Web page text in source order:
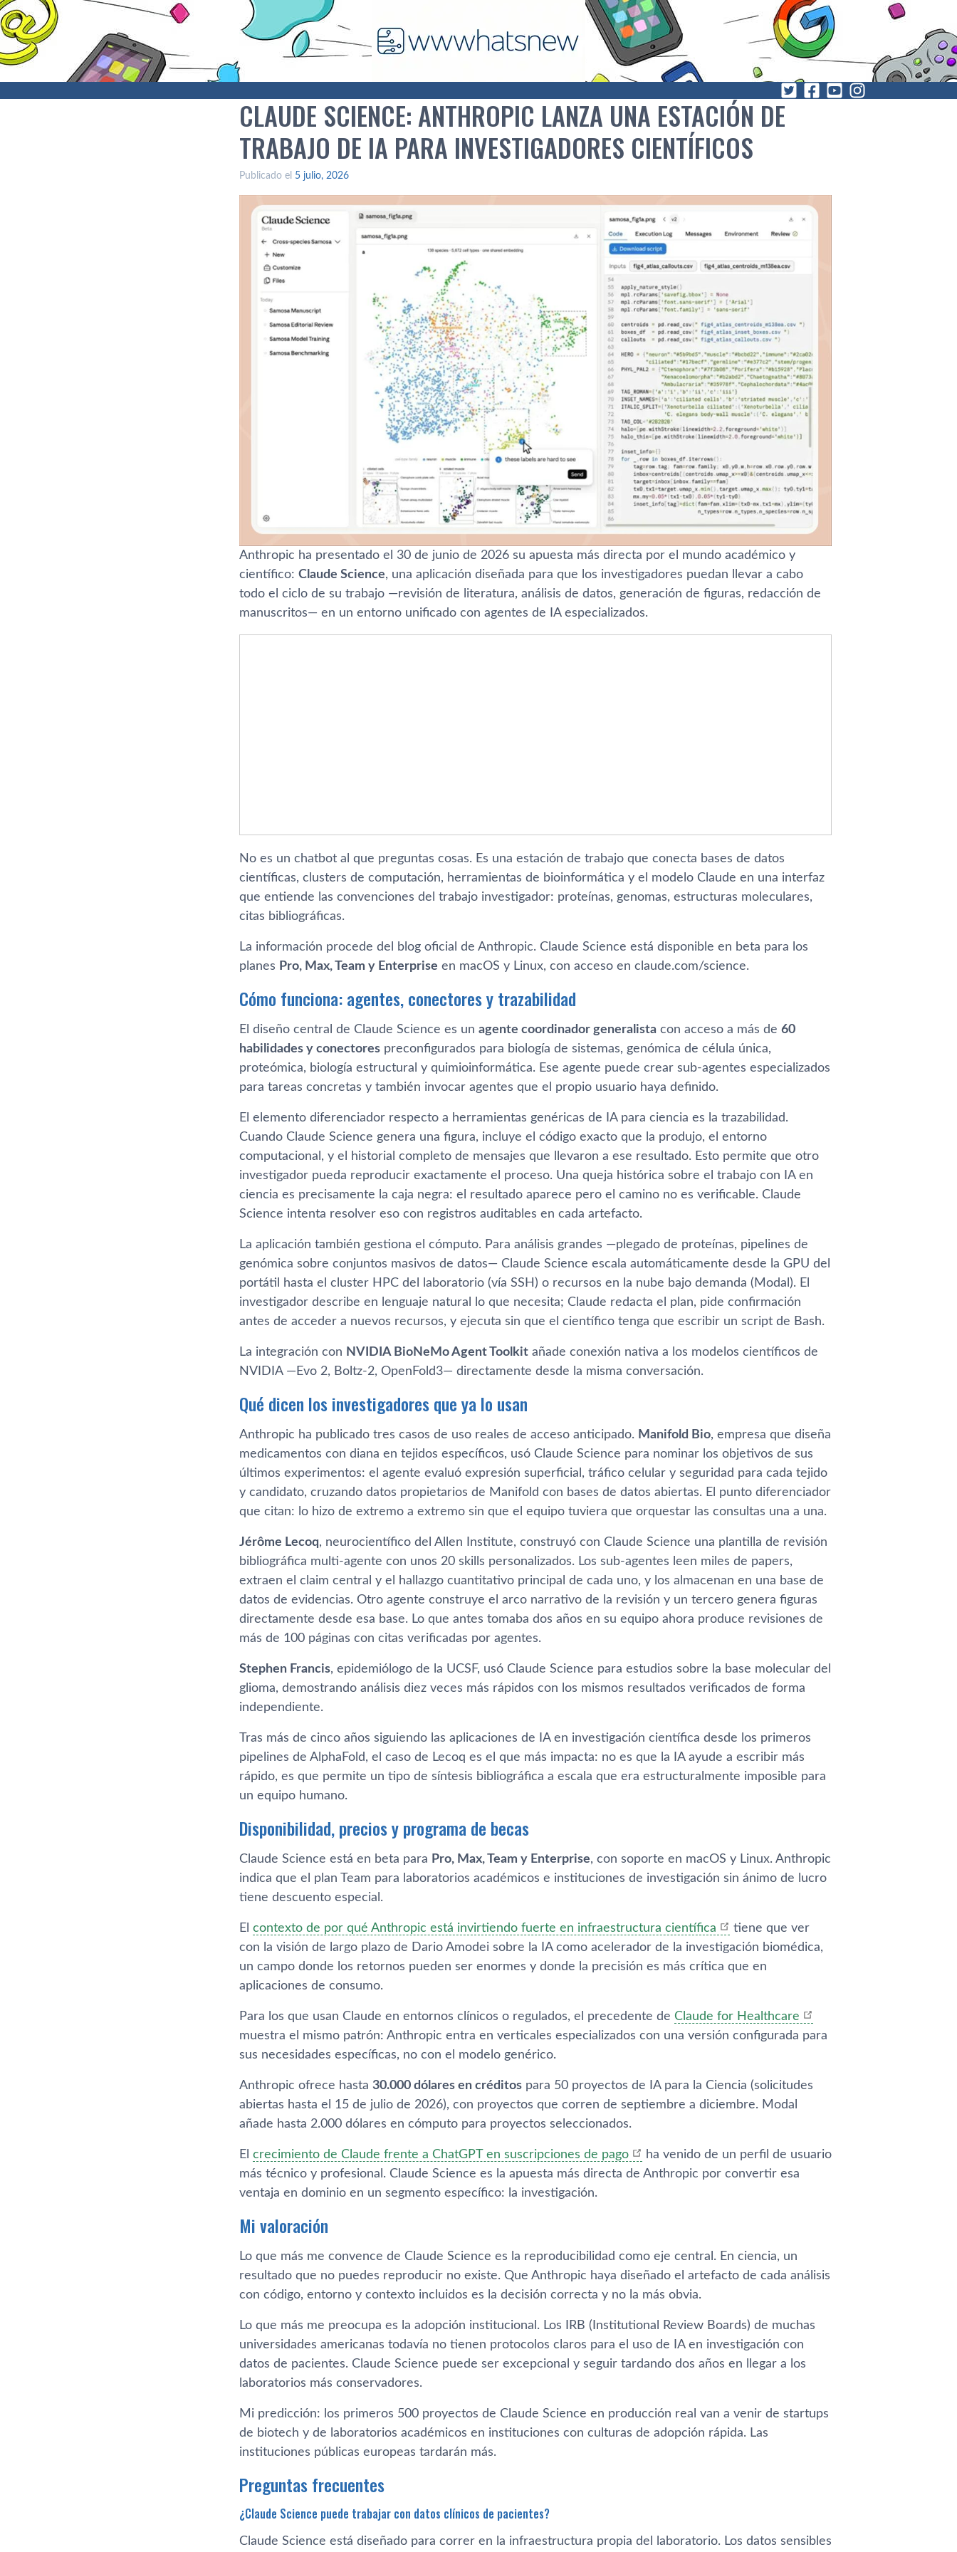
CLAUDE SCIENCE: ANTHROPIC LANZA UNA ESTACIÓN DE
TRABAJO DE IA PARA INVESTIGADORES CIENTÍFICOS
Publicado el 5 julio, 2026
Anthropic ha presentado el 30 de junio de 2026 su apuesta más directa por el mundo académico y
científico: Claude Science, una aplicación diseñada para que los investigadores puedan llevar a cabo
todo el ciclo de su trabajo —revisión de literatura, análisis de datos, generación de figuras, redacción de
manuscritos— en un entorno unificado con agentes de IA especializados.
No es un chatbot al que preguntas cosas. Es una estación de trabajo que conecta bases de datos
científicas, clusters de computación, herramientas de bioinformática y el modelo Claude en una interfaz
que entiende las convenciones del trabajo investigador: proteínas, genomas, estructuras moleculares,
citas bibliográficas.
La información procede del blog oficial de Anthropic. Claude Science está disponible en beta para los
planes Pro, Max, Team y Enterprise en macOS y Linux, con acceso en claude.com/science.
Cómo funciona: agentes, conectores y trazabilidad
El diseño central de Claude Science es un agente coordinador generalista con acceso a más de 60
habilidades y conectores preconfigurados para biología de sistemas, genómica de célula única,
proteómica, biología estructural y quimioinformática. Ese agente puede crear sub-agentes especializados
para tareas concretas y también invocar agentes que el propio usuario haya definido.
El elemento diferenciador respecto a herramientas genéricas de IA para ciencia es la trazabilidad.
Cuando Claude Science genera una figura, incluye el código exacto que la produjo, el entorno
computacional, y el historial completo de mensajes que llevaron a ese resultado. Esto permite que otro
investigador pueda reproducir exactamente el proceso. Una queja histórica sobre el trabajo con IA en
ciencia es precisamente la caja negra: el resultado aparece pero el camino no es verificable. Claude
Science intenta resolver eso con registros auditables en cada artefacto.
La aplicación también gestiona el cómputo. Para análisis grandes —plegado de proteínas, pipelines de
genómica sobre conjuntos masivos de datos— Claude Science escala automáticamente desde la GPU del
portátil hasta el cluster HPC del laboratorio (vía SSH) o recursos en la nube bajo demanda (Modal). El
investigador describe en lenguaje natural lo que necesita; Claude redacta el plan, pide confirmación
antes de acceder a nuevos recursos, y ejecuta sin que el científico tenga que escribir un script de Bash.
La integración con NVIDIA BioNeMo Agent Toolkit añade conexión nativa a los modelos científicos de
NVIDIA —Evo 2, Boltz-2, OpenFold3— directamente desde la misma conversación.
Qué dicen los investigadores que ya lo usan
Anthropic ha publicado tres casos de uso reales de acceso anticipado. Manifold Bio, empresa que diseña
medicamentos con diana en tejidos específicos, usó Claude Science para nominar los objetivos de sus
últimos experimentos: el agente evaluó expresión superficial, tráfico celular y seguridad para cada tejido
y candidato, cruzando datos propietarios de Manifold con bases de datos abiertas. El punto diferenciador
que citan: lo hizo de extremo a extremo sin que el equipo tuviera que orquestar las consultas una a una.
Jérôme Lecoq, neurocientífico del Allen Institute, construyó con Claude Science una plantilla de revisión
bibliográfica multi-agente con unos 20 skills personalizados. Los sub-agentes leen miles de papers,
extraen el claim central y el hallazgo cuantitativo principal de cada uno, y los almacenan en una base de
datos de evidencias. Otro agente construye el arco narrativo de la revisión y un tercero genera figuras
directamente desde esa base. Lo que antes tomaba dos años en su equipo ahora produce revisiones de
más de 100 páginas con citas verificadas por agentes.
Stephen Francis, epidemiólogo de la UCSF, usó Claude Science para estudios sobre la base molecular del
glioma, demostrando análisis diez veces más rápidos con los mismos resultados verificados de forma
independiente.
Tras más de cinco años siguiendo las aplicaciones de IA en investigación científica desde los primeros
pipelines de AlphaFold, el caso de Lecoq es el que más impacta: no es que la IA ayude a escribir más
rápido, es que permite un tipo de síntesis bibliográfica a escala que era estructuralmente imposible para
un equipo humano.
Disponibilidad, precios y programa de becas
Claude Science está en beta para Pro, Max, Team y Enterprise, con soporte en macOS y Linux. Anthropic
indica que el plan Team para laboratorios académicos e instituciones de investigación sin ánimo de lucro
tiene descuento especial.
El contexto de por qué Anthropic está invirtiendo fuerte en infraestructura científica
tiene que ver
con la visión de largo plazo de Dario Amodei sobre la IA como acelerador de la investigación biomédica,
un campo donde los retornos pueden ser enormes y donde la precisión es más crítica que en
aplicaciones de consumo.
Para los que usan Claude en entornos clínicos o regulados, el precedente de Claude for Healthcare
muestra el mismo patrón: Anthropic entra en verticales especializados con una versión configurada para
sus necesidades específicas, no con el modelo genérico.
Anthropic ofrece hasta 30.000 dólares en créditos para 50 proyectos de IA para la Ciencia (solicitudes
abiertas hasta el 15 de julio de 2026), con proyectos que corren de septiembre a diciembre. Modal
añade hasta 2.000 dólares en cómputo para proyectos seleccionados.
El crecimiento de Claude frente a ChatGPT en suscripciones de pago
ha venido de un perfil de usuario
más técnico y profesional. Claude Science es la apuesta más directa de Anthropic por convertir esa
ventaja en dominio en un segmento específico: la investigación.
Mi valoración
Lo que más me convence de Claude Science es la reproducibilidad como eje central. En ciencia, un
resultado que no puedes reproducir no existe. Que Anthropic haya diseñado el artefacto de cada análisis
con código, entorno y contexto incluidos es la decisión correcta y no la más obvia.
Lo que más me preocupa es la adopción institucional. Los IRB (Institutional Review Boards) de muchas
universidades americanas todavía no tienen protocolos claros para el uso de IA en investigación con
datos de pacientes. Claude Science puede ser excepcional y seguir tardando dos años en llegar a los
laboratorios más conservadores.
Mi predicción: los primeros 500 proyectos de Claude Science en producción real van a venir de startups
de biotech y de laboratorios académicos en instituciones con culturas de adopción rápida. Las
instituciones públicas europeas tardarán más.
Preguntas frecuentes
¿Claude Science puede trabajar con datos clínicos de pacientes?
Claude Science está diseñado para correr en la infraestructura propia del laboratorio. Los datos sensibles